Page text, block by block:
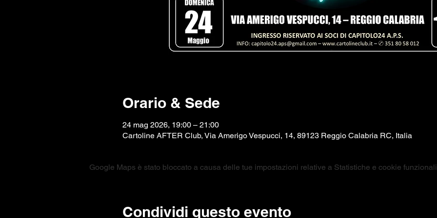
Orario & Sede
24 mag 2026, 19:00 – 21:00
Cartoline AFTER Club, Via Amerigo Vespucci, 14, 89123 Reggio Calabria RC, Italia
Google Maps è stato bloccato a causa delle tue impostazioni relative a Statistiche e cookie
Condividi questo evento